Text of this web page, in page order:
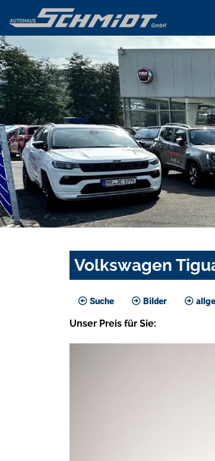
Volkswagen
Suche Bilder
Unser Preis für Sie: